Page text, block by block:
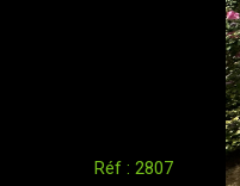
Réf : 2807